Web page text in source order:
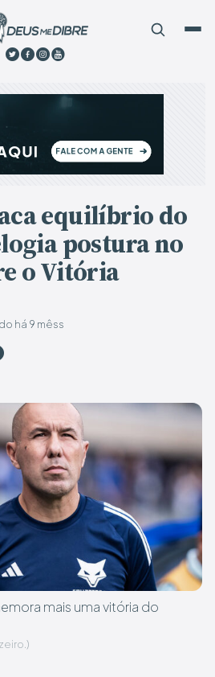
equilíbrio do
postura no
o Vitória
há 9 mêss
mais uma vitória do